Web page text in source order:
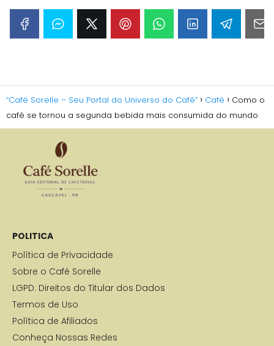
“Café Sorelle – Seu Portal do Universo do Café” Café
Como o
café se tornou a segunda bebida mais consumida do mundo
POLITICA
Política de Privacidade
Sobre o Café Sorelle
LGPD: Direitos do Titular dos Dados
Termos de Uso
Política de Afiliados
Conheça Nossas Redes